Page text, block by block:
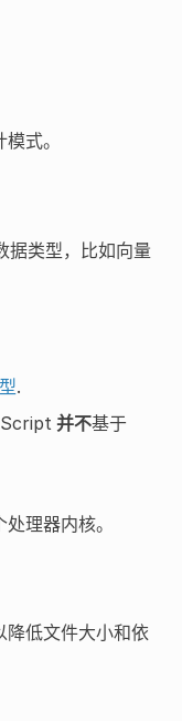
式。
据类型，比如向量
.
并不基于
理器内核。
降低文件大小和依